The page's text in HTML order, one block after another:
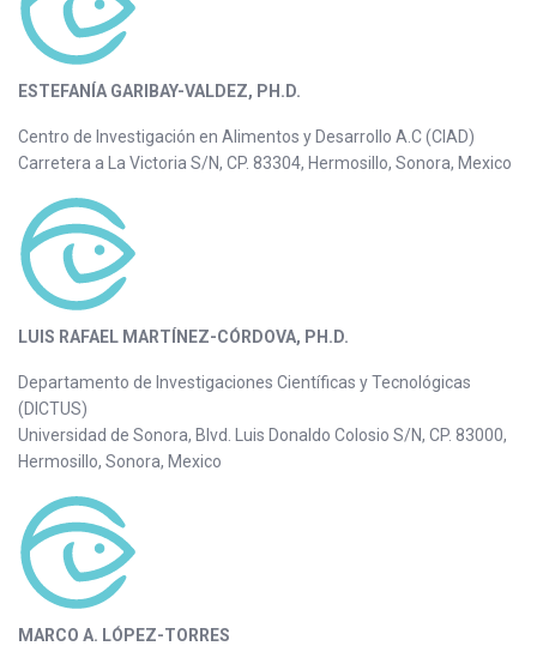
ESTEFANÍA GARIBAY-VALDEZ, PH.D.
Centro de Investigación en Alimentos y Desarrollo A.C (CIAD)
Carretera a La Victoria S/N, CP. 83304, Hermosillo, Sonora, Mexico
LUIS RAFAEL MARTÍNEZ-CÓRDOVA, PH.D.
Departamento de Investigaciones Científicas y Tecnológicas
(DICTUS)
Universidad de Sonora, Blvd. Luis Donaldo Colosio S/N, CP. 83000,
Hermosillo, Sonora, Mexico
MARCO A. LÓPEZ-TORRES